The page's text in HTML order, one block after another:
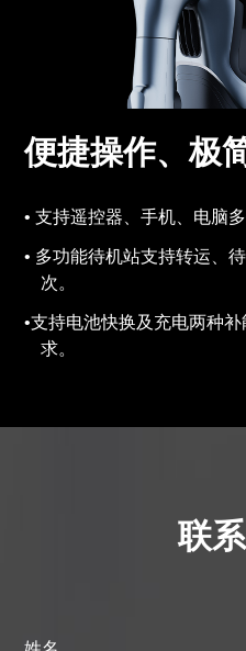
便捷操作、极
支持遥控器、手机、电脑
多功能待机站支持转运、
次。
支持电池快换及充电两种
求。
联